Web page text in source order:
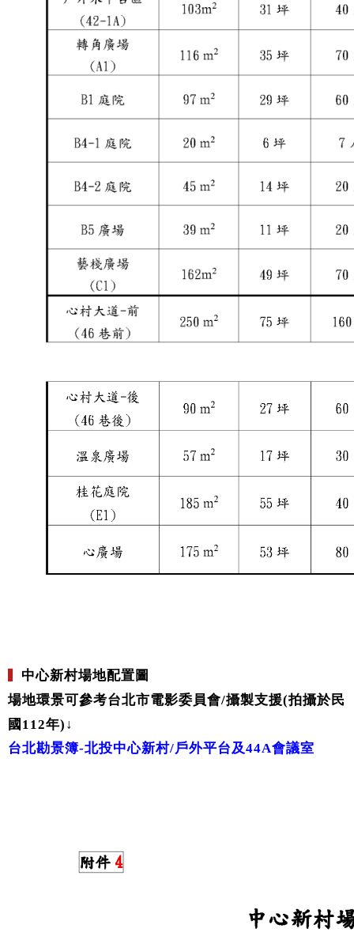
▍ 中心新村場地配置圖
場地環景可參考台北市電影委員會/攝製支援(拍攝於民
國112年)↓​​​
台北勘景簿-北投中心新村/戶外平台及44A會議室